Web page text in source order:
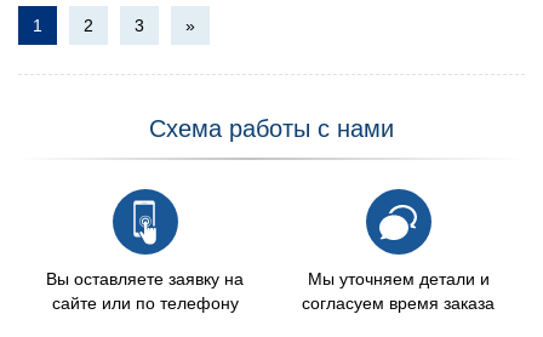
1 2 3 »
Схема работы с нами
Вы оставляете заявку на
сайте или по телефону
Мы уточняем детали и
согласуем время заказа